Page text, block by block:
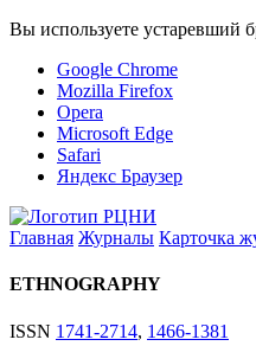
Вы используете устаревший
Google Chrome
Mozilla Firefox
Opera
Microsoft Edge
Safari
Яндекс Браузер
Главная Журналы Карточка
ETHNOGRAPHY
ISSN 1741-2714, 1466-1381